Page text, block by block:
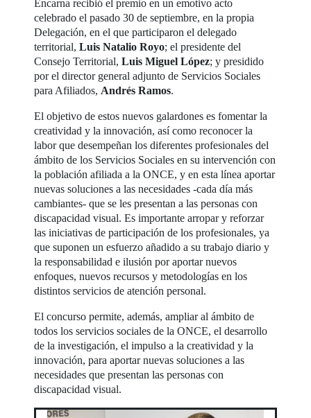
Encarna recibió el premio en un emotivo acto
celebrado el pasado 30 de septiembre, en la propia
Delegación, en el que participaron el delegado
territorial,Luis Natalio Royo; el presidente del
Consejo Territorial,Luis Miguel López; y presidido
por el director general adjunto de Servicios Sociales
para Afiliados,Andrés Ramos.
El objetivo de estos nuevos galardones es fomentar la
creatividad y la innovación, así como reconocer la
labor que desempeñan los diferentes profesionales del
ámbito de los Servicios Sociales en su intervención con
la población afiliada a la ONCE, y en esta línea aportar
nuevas soluciones a las necesidades -cada día más
cambiantes- que se les presentan a las personas con
discapacidad visual. Es importante arropar y reforzar
las iniciativas de participación de los profesionales, ya
que suponen un esfuerzo añadido a su trabajo diario y
la responsabilidad e ilusión por aportar nuevos
enfoques, nuevos recursos y metodologías en los
distintos servicios de atención personal.
El concurso permite, además, ampliar al ámbito de
todos los servicios sociales de la ONCE, el desarrollo
de la investigación, el impulso a la creatividad y la
innovación, para aportar nuevas soluciones a las
necesidades que presentan las personas con
discapacidad visual.